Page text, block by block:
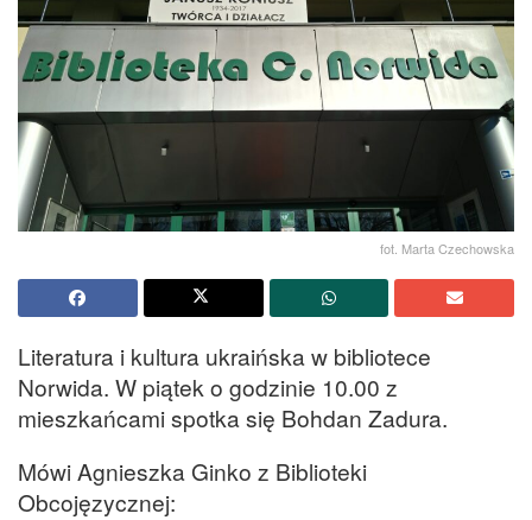
fot. Marta Czechowska
Literatura i kultura ukraińska w bibliotece
Norwida. W piątek o godzinie 10.00 z
mieszkańcami spotka się Bohdan Zadura.
Mówi Agnieszka Ginko z Biblioteki
Obcojęzycznej: